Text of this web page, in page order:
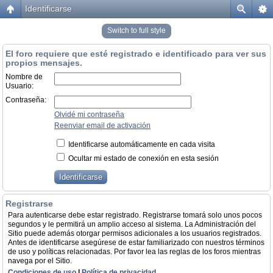
Identificarse
Switch to full style
El foro requiere que esté registrado e identificado para ver sus
propios mensajes.
Nombre de
Usuario:
Contraseña:
Olvidé mi contraseña
Reenviar email de activación
Identificarse automáticamente en cada visita
Ocultar mi estado de conexión en esta sesión
Registrarse
Para autenticarse debe estar registrado. Registrarse tomará solo unos pocos
segundos y le permitirá un amplio acceso al sistema. La Administración del
Sitio puede además otorgar permisos adicionales a los usuarios registrados.
Antes de identificarse asegúrese de estar familiarizado con nuestros términos
de uso y políticas relacionadas. Por favor lea las reglas de los foros mientras
navega por el Sitio.